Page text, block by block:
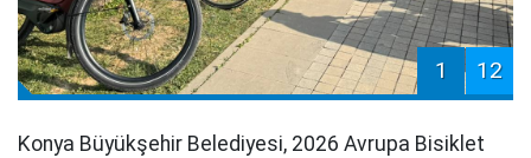
1 12
Konya Büyükşehir Belediyesi, 2026 Avrupa Bisiklet